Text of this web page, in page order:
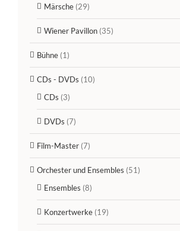
Märsche (29)
Wiener Pavillon (35)
Bühne (1)
CDs - DVDs (10)
CDs (3)
DVDs (7)
Film-Master (7)
Orchester und Ensembles (51)
Ensembles (8)
Konzertwerke (19)